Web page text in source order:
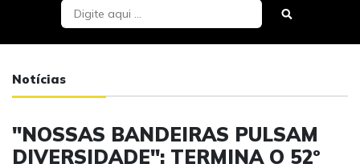
Notícias
"NOSSAS BANDEIRAS PULSAM
DIVERSIDADE": TERMINA O 52º